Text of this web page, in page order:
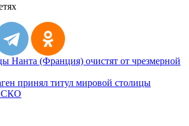
Нанта (Франция) очистят от чрезмерной
принял титул мировой столицы